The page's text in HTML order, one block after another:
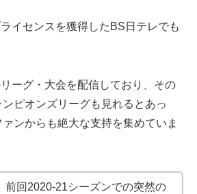
イセンスを獲得したBS日テレでも
ーグ・大会を配信しており、その
ピオンズリーグも見れるとあっ
ンからも絶大な支持を集めていま
前回2020-21シーズンでの突然の